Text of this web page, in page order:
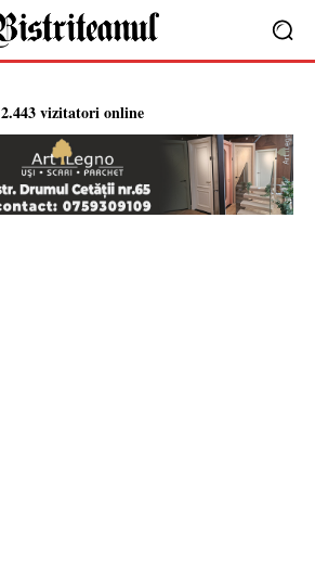
2.443 vizitatori online